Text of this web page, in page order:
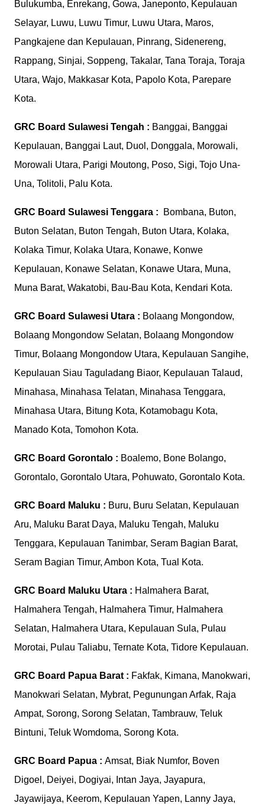
Bulukumba, Enrekang, Gowa, Janeponto, Kepulauan
Selayar, Luwu, Luwu Timur, Luwu Utara, Maros,
Pangkajene dan Kepulauan, Pinrang, Sidenereng,
Rappang, Sinjai, Soppeng, Takalar, Tana Toraja, Toraja
Utara, Wajo, Makkasar Kota, Papolo Kota, Parepare
Kota.
GRC Board Sulawesi Tengah : Banggai, Banggai
Kepulauan, Banggai Laut, Duol, Donggala, Morowali,
Morowali Utara, Parigi Moutong, Poso, Sigi, Tojo Una-
Una, Tolitoli, Palu Kota.
GRC Board Sulawesi Tenggara :
Bombana, Buton,
Buton Selatan, Buton Tengah, Buton Utara, Kolaka,
Kolaka Timur, Kolaka Utara, Konawe, Konwe
Kepulauan, Konawe Selatan, Konawe Utara, Muna,
Muna Barat, Wakatobi, Bau-Bau Kota, Kendari Kota.
GRC Board Sulawesi Utara : Bolaang Mongondow,
Bolaang Mongondow Selatan, Bolaang Mongondow
Timur, Bolaang Mongondow Utara, Kepulauan Sangihe,
Kepulauan Siau Taguladang Biaor, Kepulauan Talaud,
Minahasa, Minahasa Telatan, Minahasa Tenggara,
Minahasa Utara, Bitung Kota, Kotamobagu Kota,
Manado Kota, Tomohon Kota.
GRC Board Gorontalo : Boalemo, Bone Bolango,
Gorontalo, Gorontalo Utara, Pohuwato, Gorontalo Kota.
GRC Board Maluku : Buru, Buru Selatan, Kepulauan
Aru, Maluku Barat Daya, Maluku Tengah, Maluku
Tenggara, Kepulauan Tanimbar, Seram Bagian Barat,
Seram Bagian Timur, Ambon Kota, Tual Kota.
GRC Board Maluku Utara : Halmahera Barat,
Halmahera Tengah, Halmahera Timur, Halmahera
Selatan, Halmahera Utara, Kepulauan Sula, Pulau
Morotai, Pulau Taliabu, Ternate Kota, Tidore Kepulauan.
GRC Board Papua Barat : Fakfak, Kimana, Manokwari,
Manokwari Selatan, Mybrat, Pegunungan Arfak, Raja
Ampat, Sorong, Sorong Selatan, Tambrauw, Teluk
Bintuni, Teluk Womdoma, Sorong Kota.
GRC Board Papua : Amsat, Biak Numfor, Boven
Digoel, Deiyei, Dogiyai, Intan Jaya, Jayapura,
Jayawijaya, Keerom, Kepulauan Yapen, Lanny Jaya,